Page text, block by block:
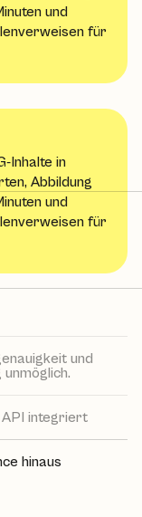
und
für
Inhalte in
Abbildung
und
für
und
API integriert
hinaus